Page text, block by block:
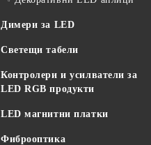
Димери за LED
Светещи табели
Контролери и усилватели за
LED RGB продукти
LED магнитни платки
Фиброоптика